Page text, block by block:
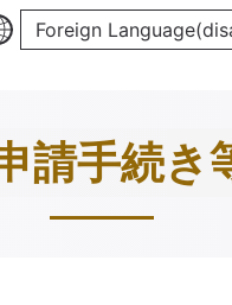
Foreign
請手続き